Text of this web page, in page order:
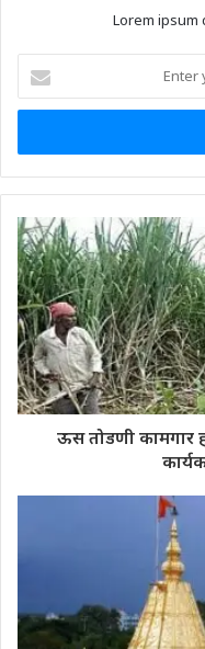
Lorem ipsum
your
Email
ऊस तोडणी कामगार